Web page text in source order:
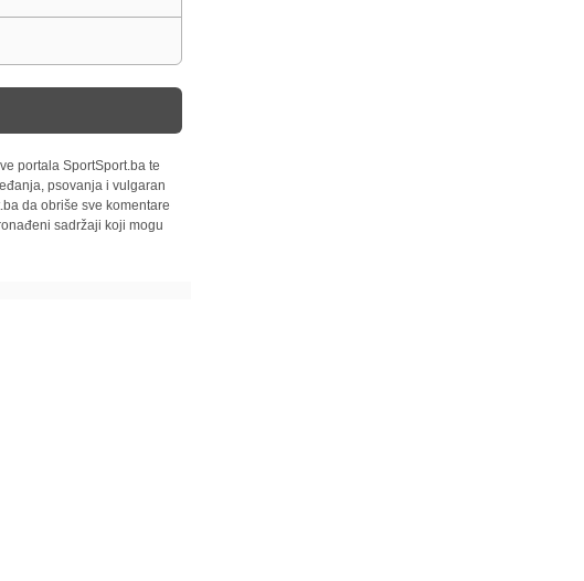
portala SportSport.ba te
psovanja i vulgaran
da obriše sve komentare
sadržaji koji mogu